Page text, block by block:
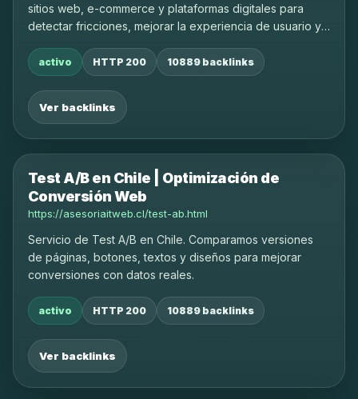
sitios web, e-commerce y plataformas digitales para
detectar fricciones, mejorar la experiencia de usuario y
activo HTTP 200 10889 backlinks
Ver backlinks
Test A/B en Chile | Optimización de
Conversión Web
https://asesoriaitweb.cl/test-ab.html
Servicio de Test A/B en Chile. Comparamos versiones
de páginas, botones, textos y diseños para mejorar
conversiones con datos reales.
activo HTTP 200 10889 backlinks
Ver backlinks